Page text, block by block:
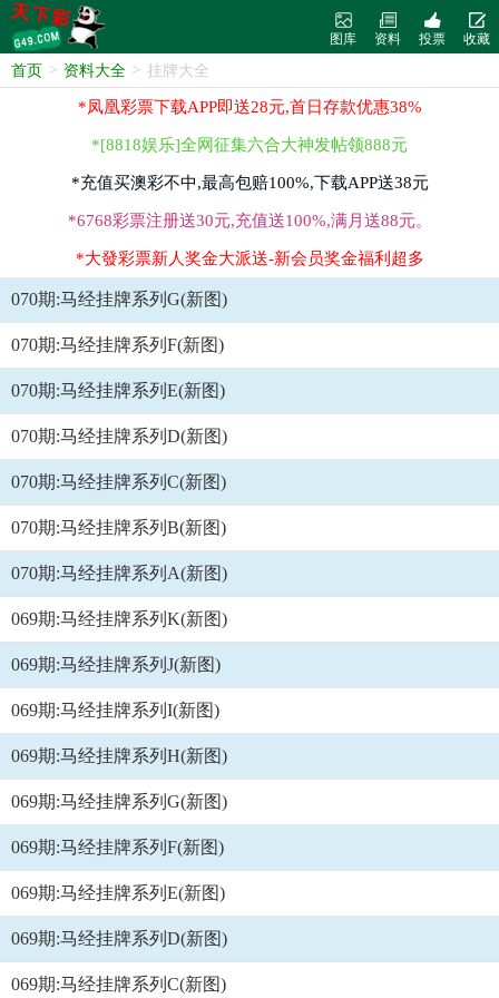
图库 资料 投票 收藏
首页 > 资料大全 > 挂牌大全
*凤凰彩票下载APP即送28元,首日存款优惠38%
*[8818娱乐]全网征集六合大神发帖领888元
*充值买澳彩不中,最高包赔100%,下载APP送38元
*6768彩票注册送30元,充值送100%,满月送88元。
*大發彩票新人奖金大派送-新会员奖金福利超多
070期:马经挂牌系列G(新图)
070期:马经挂牌系列F(新图)
070期:马经挂牌系列E(新图)
070期:马经挂牌系列D(新图)
070期:马经挂牌系列C(新图)
070期:马经挂牌系列B(新图)
070期:马经挂牌系列A(新图)
069期:马经挂牌系列K(新图)
069期:马经挂牌系列J(新图)
069期:马经挂牌系列I(新图)
069期:马经挂牌系列H(新图)
069期:马经挂牌系列G(新图)
069期:马经挂牌系列F(新图)
069期:马经挂牌系列E(新图)
069期:马经挂牌系列D(新图)
069期:马经挂牌系列C(新图)